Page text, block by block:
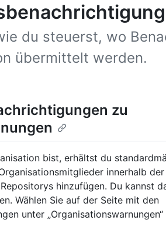
du steuerst, wo
übermittelt werden.
zu
bist, erhältst du
innerhalb
hinzufügen. Du kannst
Wählen Sie auf der Seite mit den
unter